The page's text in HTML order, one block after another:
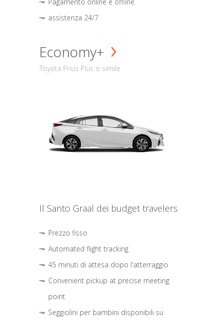
assistenza 24/7
Economy+
Toyota Prius Plus o simile
Il Santo Graal dei budget travelers
Prezzo fisso
Automated flight tracking
45 minuti di attesa dopo l'atterraggio
Convenient pickup at precise meeting
point
Seggiolini per bambini disponibili su